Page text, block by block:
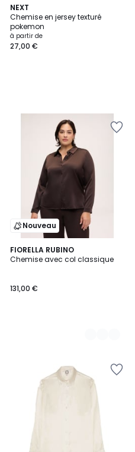
NEXT
Chemise en jersey texturé
pokemon
à partir de
27,00 €
Nouveau
FIORELLA RUBINO
Chemise avec col classique
131,00 €
4
Couleurs